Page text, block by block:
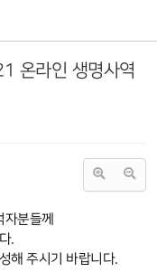
n
온라인 생명사역
분들께
.
해 주시기 바랍니다.